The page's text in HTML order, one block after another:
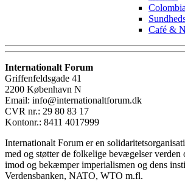
Colombia
Café &
Internationalt Forum
Griffenfeldsgade 41
2200 København N
Email: info@internationaltforum.dk
CVR nr.: 29 80 83 17
Kontonr.: 8411 4017999
Internationalt Forum er en
med og støtter de folkelige bevægelser verden
imod og bekæmper imperialismen og dens
Verdensbanken, NATO, WTO m.fl.